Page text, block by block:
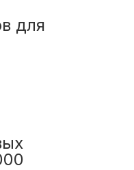
для